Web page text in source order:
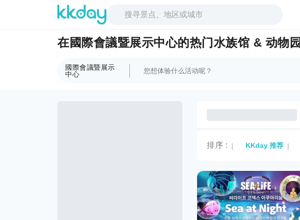
在國際會議暨展示中心的热门水族馆 & 动物园
國際會議暨展示
中心
排序 : | KKday 推荐 |